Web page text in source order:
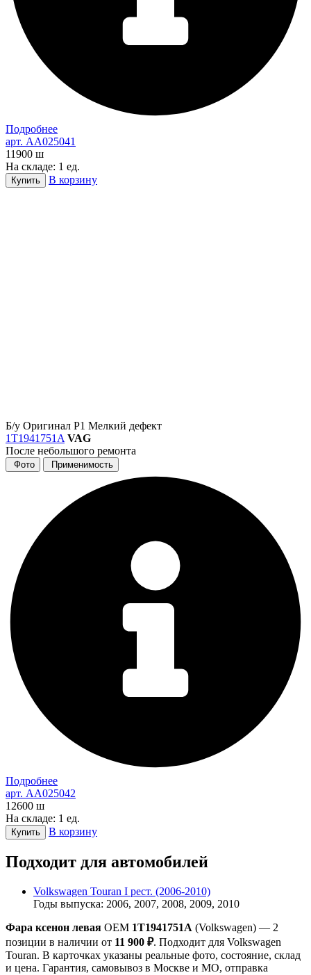
Подробнее
арт. AA025041
11900 ш
На складе: 1 ед.
Купить В корзину
Б/у Оригинал Р1 Мелкий дефект
1T1941751A VAG
После небольшого ремонта
Фото Применимость
Подробнее
арт. AA025042
12600 ш
На складе: 1 ед.
Купить В корзину
Подходит для автомобилей
Volkswagen Touran I рест. (2006-2010)
Годы выпуска: 2006, 2007, 2008, 2009, 2010
Фара ксенон левая OEM 1T1941751A (Volkswagen) — 2
позиции в наличии от 11 900 ₽. Подходит для Volkswagen
Touran. В карточках указаны реальные фото, состояние, склад
и цена. Гарантия, самовывоз в Москве и МО, отправка